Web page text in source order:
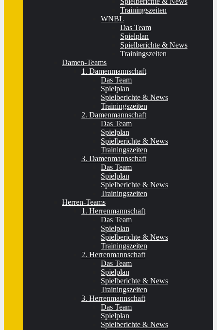
Trainingszeiten
WNBL
Das Team
Spielplan
Spielberichte & News
Trainingszeiten
Damen-Teams
1. Damenmannschaft
Das Team
Spielplan
Spielberichte & News
Trainingszeiten
2. Damenmannschaft
Das Team
Spielplan
Spielberichte & News
Trainingszeiten
3. Damenmannschaft
Das Team
Spielplan
Spielberichte & News
Trainingszeiten
Herren-Teams
1. Herrenmannschaft
Das Team
Spielplan
Spielberichte & News
Trainingszeiten
2. Herrenmannschaft
Das Team
Spielplan
Spielberichte & News
Trainingszeiten
3. Herrenmannschaft
Das Team
Spielplan
Spielberichte & News